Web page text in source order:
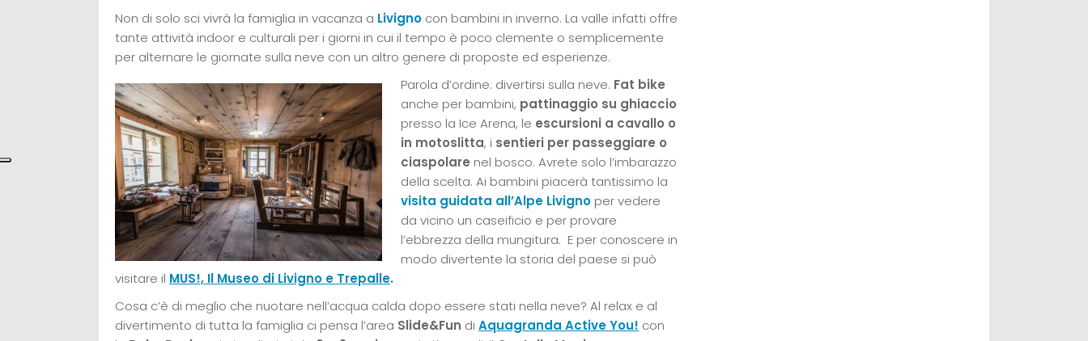
Non di solo sci vivrà la famiglia in vacanza a Livigno con bambini in inverno. La valle infatti offre
tante attività indoor e culturali per i giorni in cui il tempo è poco clemente o semplicemente
per alternare le giornate sulla neve con un altro genere di proposte ed esperienze.
Parola d’ordine: divertirsi sulla neve. Fat bike
anche per bambini, pattinaggio su ghiaccio
presso la Ice Arena, le escursioni a cavallo o
in motoslitta, i sentieri per passeggiare o
ciaspolare nel bosco. Avrete solo l’imbarazzo
della scelta. Ai bambini piacerà tantissimo la
visita guidata all’Alpe Livignoper vedere
da vicino un caseificio e per provare
l’ebbrezza della mungitura. E per conoscere in
modo divertente la storia del paese si può
visitare il MUS!, Il Museo di Livigno e Trepalle.
Cosa c’è di meglio che nuotare nell’acqua calda dopo essere stati nella neve? Al relax e al
divertimento di tutta la famiglia ci pensa l’area Slide&Fun di Aquagranda Active You! con